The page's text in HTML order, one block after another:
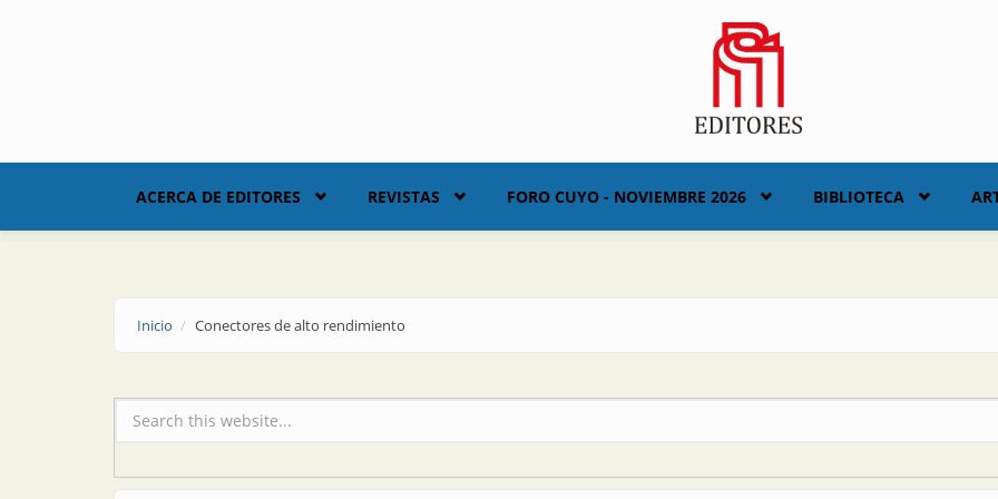
ACERCA DE EDITORES REVISTAS FORO CUYO - NOVIEMBRE 2026 BIBLIOTECA
Inicio Conectores de alto rendimiento
Formulario de búsqueda